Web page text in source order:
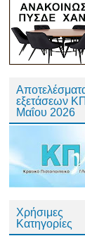
εξετάσεων
Μαΐου 2026
Χρήσιμες
Κατηγορίες